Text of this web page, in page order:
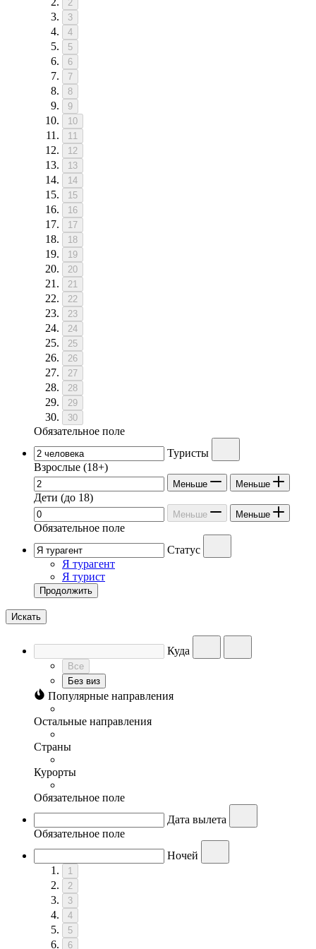
2
3
4
5
6
7
8
9
10
11
12
13
14
15
16
17
18
19
20
21
22
23
24
25
26
27
28
29
30
Обязательное поле
Туристы
Взрослые (18+)
Меньше Меньше
Дети (до 18)
Меньше Меньше
Обязательное поле
Статус
Я турагент
Я турист
Продолжить
Искать
Куда
Все
Без виз
Популярные направления
Остальные направления
Страны
Курорты
Обязательное поле
Дата вылета
Обязательное поле
Ночей
1
2
3
4
5
6